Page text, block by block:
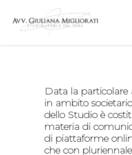
main
Data la particolare
in ambito
dello Studio è
materia di
di piattaforme
che con